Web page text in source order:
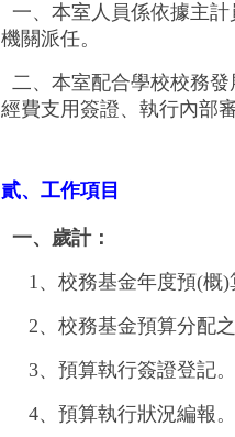
一、本室人員係依據主
機關派任。
二、本室配合學校校務
經費支用簽證、執行內部
貳、工作項目
一、歲計：
1、 校務基金年度預(概)
2、 校務基金預算分配之
3、 預算執行簽證登記。
4、 預算執行狀況編報。